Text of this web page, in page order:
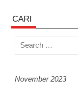
CARI
November 2023